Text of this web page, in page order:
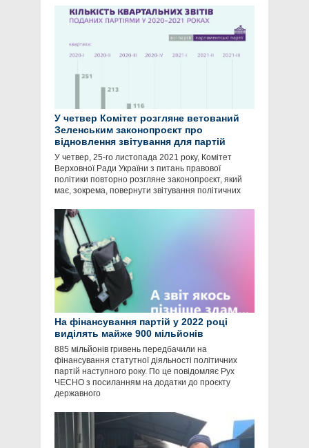
У четвер Комітет розгляне ветований
Зеленським законопроєкт про
відновлення звітування для партій
У четвер, 25-го листопада 2021 року, Комітет
Верховної Ради України з питань правової
політики повторно розгляне законопроєкт, який
має, зокрема, повернути звітування політичних
На фінансування партій у 2022 році
виділять майже 900 мільйонів
885 мільйонів гривень передбачили на
фінансування статутної діяльності політичних
партій наступного року. По це повідомляє Рух
ЧЕСНО з посиланням на додатки до проєкту
державного